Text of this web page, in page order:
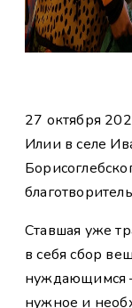
27 октября
Илии в селе
Ставшая уже
в себя сбор
нуждающимся
нужное и